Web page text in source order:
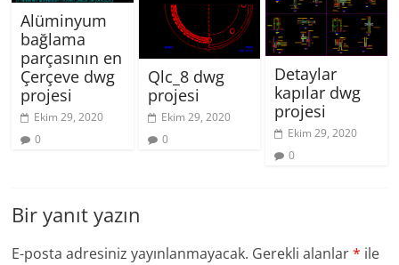
Alüminyum
bağlama
parçasının en
Çerçeve dwg
projesi
Ekim 29, 2020
0
Qlc_8 dwg
projesi
Ekim 29, 2020
0
Detaylar
kapılar dwg
projesi
Ekim 29, 2020
0
Bir yanıt yazın
E-posta adresiniz yayınlanmayacak. Gerekli alanlar* ile